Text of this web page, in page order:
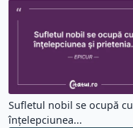
Sufletul nobil se ocupă cu
înţelepciunea...